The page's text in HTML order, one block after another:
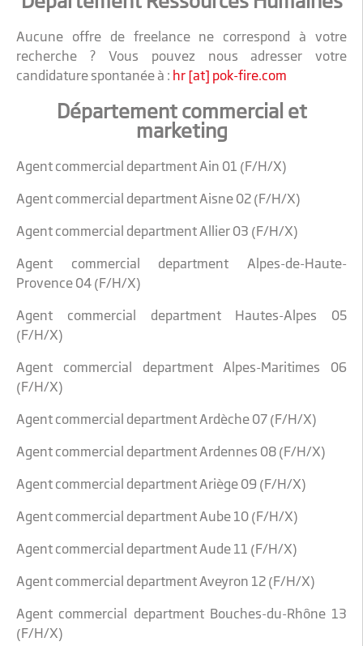
Aucune offre de freelance ne correspond à votre
recherche ? Vous pouvez nous adresser votre
candidature spontanée à : hr [at] pok-fire.com
Département commercial et
marketing
Agent commercial department Ain 01 (F/H/X)
Agent commercial department Aisne 02 (F/H/X)
Agent commercial department Allier 03 (F/H/X)
Agent commercial department Alpes-de-Haute-
Provence 04 (F/H/X)
Agent commercial department Hautes-Alpes 05
(F/H/X)
Agent commercial department Alpes-Maritimes 06
(F/H/X)
Agent commercial department Ardèche 07 (F/H/X)
Agent commercial department Ardennes 08 (F/H/X)
Agent commercial department Ariège 09 (F/H/X)
Agent commercial department Aube 10 (F/H/X)
Agent commercial department Aude 11 (F/H/X)
Agent commercial department Aveyron 12 (F/H/X)
Agent commercial department Bouches-du-Rhône 13
(F/H/X)